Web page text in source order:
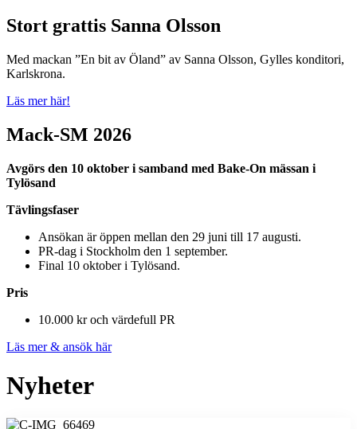
Stort grattis Sanna Olsson
Med mackan ”En bit av Öland” av Sanna Olsson, Gylles konditori,
Karlskrona.
Läs mer här!
Mack-SM 2026
Avgörs den 10 oktober i samband med Bake-On mässan i
Tylösand
Tävlingsfaser
Ansökan är öppen mellan den 29 juni till 17 augusti.
PR-dag i Stockholm den 1 september.
Final 10 oktober i Tylösand.
Pris
10.000 kr och värdefull PR
Läs mer & ansök här
Nyheter